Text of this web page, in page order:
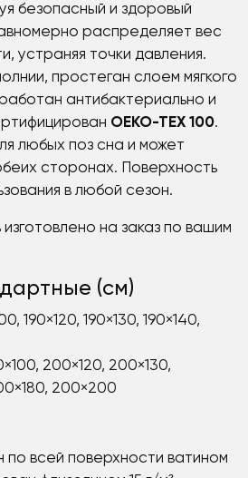
безопасный и здоровый
распределяет вес
устраняя точки давления.
простеган слоем мягкого
антибактериально и
OEKO-TEX 100.
любых поз сна и может
сторонах. Поверхность
в любой сезон.
на заказ по вашим
(см)
190×120, 190×130, 190×140,
200×120, 200×130,
200×200
всей поверхности ватином